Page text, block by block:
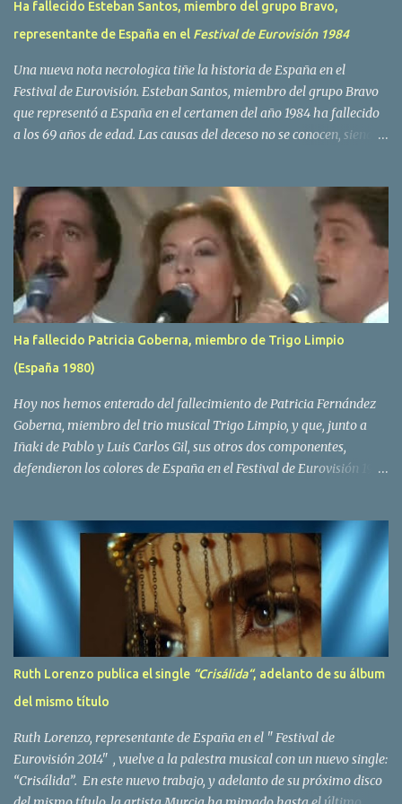
Ha fallecido Esteban Santos, miembro del grupo Bravo,
representante de España en el Festival de Eurovisión 1984
Una nueva nota necrologica tiñe la historia de España en el
Festival de Eurovisión. Esteban Santos, miembro del grupo Bravo
que representó a España en el certamen del año 1984 ha fallecido
a los 69 años de edad. Las causas del deceso no se conocen, siendo
traves de las redes sociales. Nacido en Tolosa en 1951, durante su
epoca universitaria en la carrera de empresariales conoció al
estudiante de medicina Luis Villar, comenzando a actuar
juntos,Santos a la guitarra y Villar al piano, sin atreverse a dar el
salto al mercado profesional. Sin embargo esto cambió gracias a la
propia Amaia Saizar, que tras su abandono de Trigo Limpio,
recibió por parte de la discografica Hispavox el encargo de crear
un nuevo grupo, reclutando al duo de amigos y a la ex modelo
Yolanda Hoyos. Con los cuatro surgió en el año 1982 el grupo
Ha fallecido Patricia Goberna, miembro de Trigo Limpio
(España 1980)
Hoy nos hemos enterado del fallecimiento de Patricia Fernández
Goberna, miembro del trio musical Trigo Limpio, y que, junto a
Iñaki de Pablo y Luis Carlos Gil, sus otros dos componentes,
defendieron los colores de España en el Festival de Eurovisión 1980
padeciendo desde hace tiempo. Patricia Fernández Goberna,
nacida en 1957, entró a formar parte de la formación musical
antes mencionada en el año 1979 sustituyendo a Amaya Saizar. Es
el año 1980 cuando son elegidos para representar a España en
Dublín donde, con su tema Quedate esta noche, obtienen el puesto
12 de 19 países. Tras esta participación graban en Estados Unidos
el disco Entrañablemente , abriendole las puertas del éxito en
America Latina, en especial en Mexico, en donde pasan largas
temporadas. En Trigo Limpio permanecerá hasta el año 1988,
Ruth Lorenzo publica el single “Crisálida“, adelanto de su álbum
del mismo título
Ruth Lorenzo, representante de España en el " Festival de
Eurovisión 2014" , vuelve a la palestra musical con un nuevo single:
“Crisálida”. En este nuevo trabajo, y adelanto de su próximo disco